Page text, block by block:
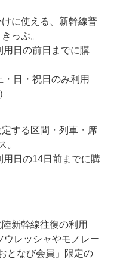
に使える、新幹線普
っぷ。
用日の前日までに購
日・祝日のみ利用
する区間・列車・席
。
用日の14日前までに購
新幹線往復の利用
ウレッシャやモノレー
となび会員」限定の